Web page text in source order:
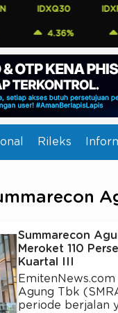
IDXQ30
4.36%
IDXFINANCE
Rileks
Summarecon
Meroket 110
Kuartal III
Agung Tbk
periode berjalan